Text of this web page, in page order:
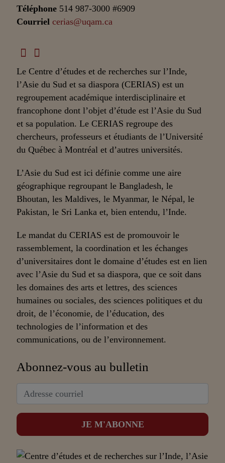
Téléphone 514 987-3000 #6909
Courriel cerias@uqam.ca
Le Centre d’études et de recherches sur l’Inde,
l’Asie du Sud et sa diaspora (CERIAS) est un
regroupement académique interdisciplinaire et
francophone dont l’objet d’étude est l’Asie du Sud
et sa population. Le CERIAS regroupe des
chercheurs, professeurs et étudiants de l’Université
du Québec à Montréal et d’autres universités.
L’Asie du Sud est ici définie comme une aire
géographique regroupant le Bangladesh, le
Bhoutan, les Maldives, le Myanmar, le Népal, le
Pakistan, le Sri Lanka et, bien entendu, l’Inde.
Le mandat du CERIAS est de promouvoir le
rassemblement, la coordination et les échanges
d’universitaires dont le domaine d’études est en lien
avec l’Asie du Sud et sa diaspora, que ce soit dans
les domaines des arts et lettres, des sciences
humaines ou sociales, des sciences politiques et du
droit, de l’économie, de l’éducation, des
technologies de l’information et des
communications, ou de l’environnement.
Abonnez-vous au bulletin